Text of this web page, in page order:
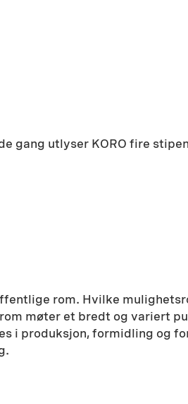
gang utlyser KORO fire
rom. Hvilke
møter et bredt og variert
i produksjon, formidling og